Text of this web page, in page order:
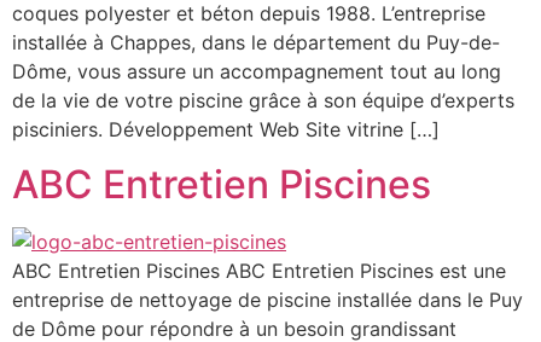
coques polyester et béton depuis 1988. L’entreprise
installée à Chappes, dans le département du Puy-de-
Dôme, vous assure un accompagnement tout au long
de la vie de votre piscine grâce à son équipe d’experts
pisciniers. Développement Web Site vitrine […]
ABC Entretien Piscines
ABC Entretien Piscines ABC Entretien Piscines est une
entreprise de nettoyage de piscine installée dans le Puy
de Dôme pour répondre à un besoin grandissant